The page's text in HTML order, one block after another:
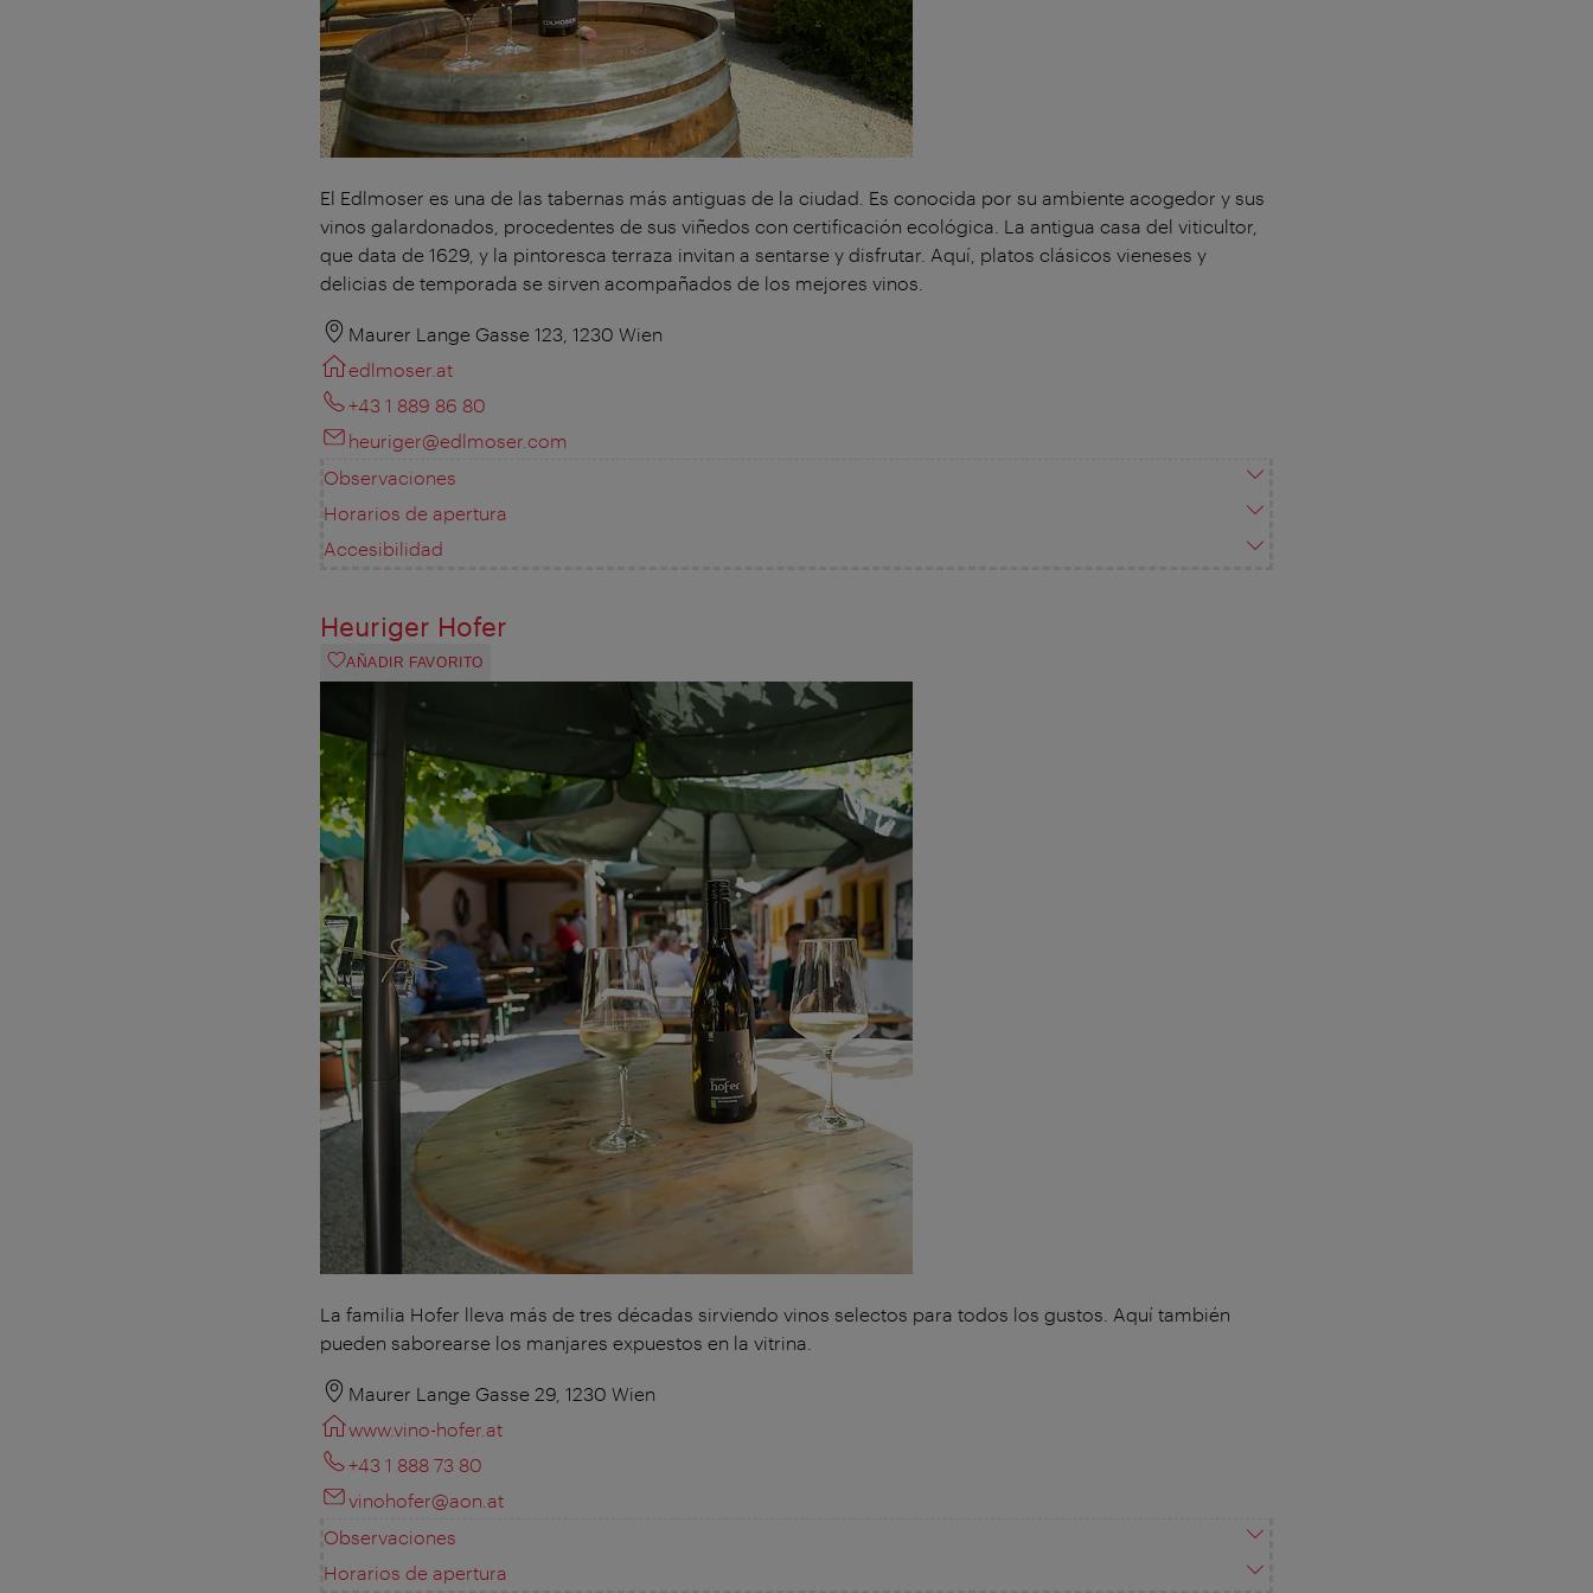
El Edlmoser es una de las tabernas más antiguas de la ciudad. Es conocida por su ambiente acogedor y sus
vinos galardonados, procedentes de sus viñedos con certificación ecológica. La antigua casa del viticultor,
que data de 1629, y la pintoresca terraza invitan a sentarse y disfrutar. Aquí, platos clásicos vieneses y
delicias de temporada se sirven acompañados de los mejores vinos.
Maurer Lange Gasse 123, 1230 Wien
edlmoser.at
+43 1 889 86 80
heuriger@edlmoser.com
Observaciones
Horarios de apertura
Accesibilidad
Heuriger Hofer
AÑADIR FAVORITO
La familia Hofer lleva más de tres décadas sirviendo vinos selectos para todos los gustos. Aquí también
pueden saborearse los manjares expuestos en la vitrina.
Maurer Lange Gasse 29, 1230 Wien
www.vino-hofer.at
+43 1 888 73 80
vinohofer@aon.at
Observaciones
Horarios de apertura